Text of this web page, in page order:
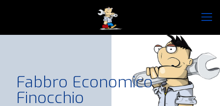
Fabbro Economico
Finocchio